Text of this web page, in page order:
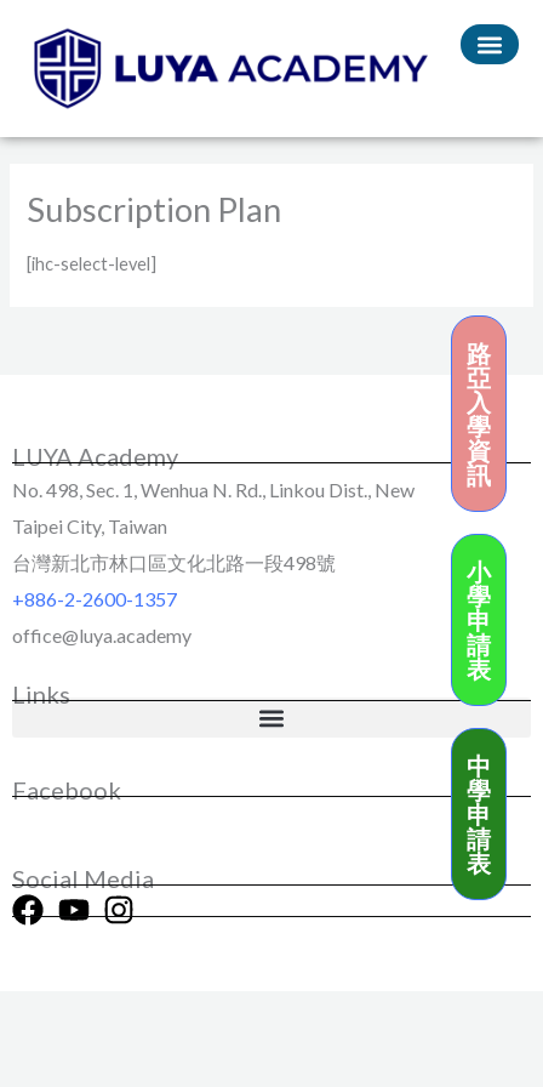
content
Subscription Plan
[ihc-select-level]
LUYA Academy
No. 498, Sec. 1, Wenhua N. Rd., Linkou Dist., New
Taipei City, Taiwan
台灣新北市林口區文化北路一段498號
+886-2-2600-1357
office@luya.academy
Links
Facebook
Social Media
小
學
申
請
表
中
學
申
請
表
路
亞
入
學
資
訊